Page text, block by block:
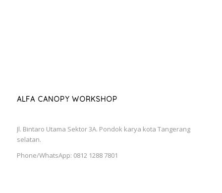
ALFA CANOPY WORKSHOP
Jl. Bintaro Utama Sektor 3A. Pondok karya kota Tangerang
selatan.
Phone/WhatsApp: 0812 1288 7801